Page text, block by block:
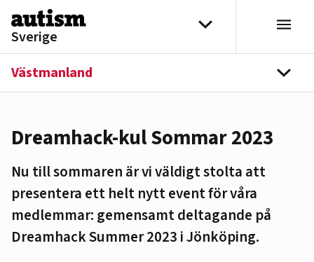
Hoppa till innehåll
Sverige
Välj distrikt
Västmanland
Dreamhack-kul Sommar 2023
Nu till sommaren är vi väldigt stolta att
presentera ett helt nytt event för våra
medlemmar: gemensamt deltagande på
Dreamhack Summer 2023 i Jönköping.